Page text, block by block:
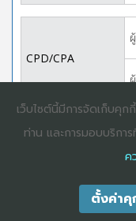
CPD/CPA
ปิดจอง
COPYRIGHT ©2025
RIGHTS RESERVED. E-
เว็บไซต์นี้มีการจัดเก็บคุก
ท่าน และการมอบบริกา
ค
ตั้งค่า